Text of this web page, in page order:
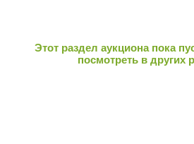
Этот раздел аукциона пока
посмотреть в других